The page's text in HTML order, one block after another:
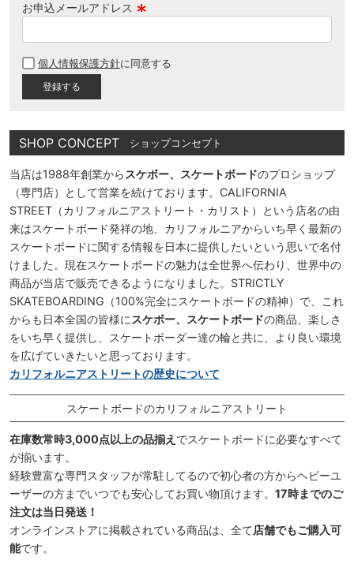
お申込メールアドレス
須
個人情報保護方針に同意する
SHOP CONCEPT ショップコンセプト
当店は1988年創業から スケボー、スケートボードのプロショップ
（専門店）として営業を続けております。CALIFORNIA
STREET（カリフォルニアストリート・カリスト）という店名の由
来はスケートボード発祥の地、カリフォルニアからいち早く最新の
スケートボードに関する情報を日本に提供したいという思いで名付
けました。現在スケートボードの魅力は全世界へ伝わり、世界中の
商品が当店で販売できるようになりました。STRICTLY
SKATEBOARDING（100%完全にスケートボードの精神）で、これ
からも日本全国の皆様に スケボー、スケートボードの商品、楽しさ
をいち早く提供し、スケートボーダー達の輪と共に、より良い環境
を広げていきたいと思っております。
カリフォルニアストリートの歴史について
スケートボードのカリフォルニアストリート
在庫数常時3,000点以上の品揃え でスケートボードに必要なすべて
が揃います。
経験豊富な専門スタッフが常駐してるので初心者の方からヘビーユ
ーザーの方までいつでも安心してお買い物頂けます。 17時までのご
注文は当日発送！
オンラインストアに掲載されている商品は、全て店舗でもご購入可
能です。